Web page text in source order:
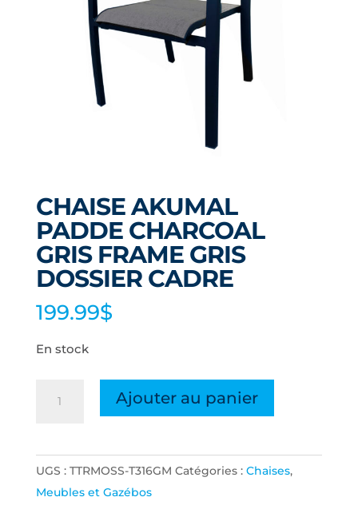
CHAISE AKUMAL
PADDE CHARCOAL
GRIS FRAME GRIS
DOSSIER CADRE
199.99$
En stock
AKUMAL
PADDE
CHARCOAL
Ajouter au panier
UGS : TTRMOSS-T316GM Catégories : Chaises,
Meubles et Gazébos